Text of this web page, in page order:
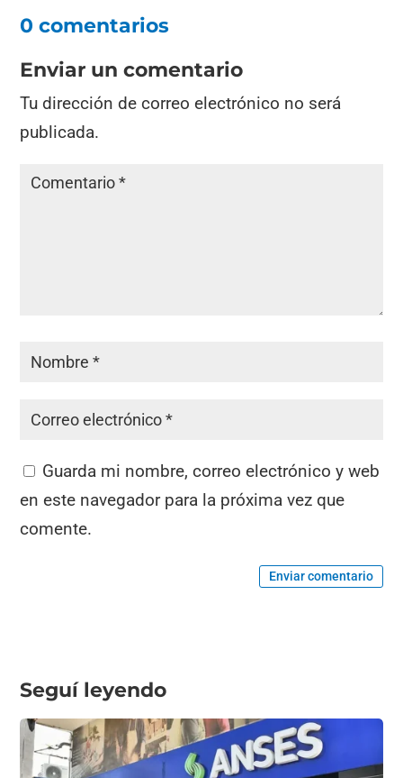
0 comentarios
Enviar un comentario
Tu dirección de correo electrónico no será
publicada.
Guarda mi nombre, correo electrónico y web
en este navegador para la próxima vez que
comente.
Enviar comentario
Seguí leyendo